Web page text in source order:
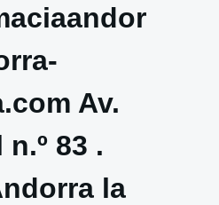
Av.
83 .
la